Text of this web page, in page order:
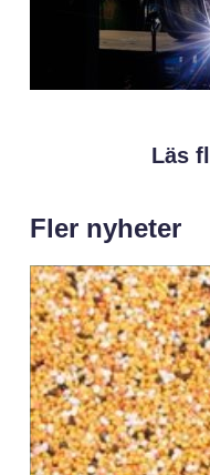
Läs
Fler nyheter